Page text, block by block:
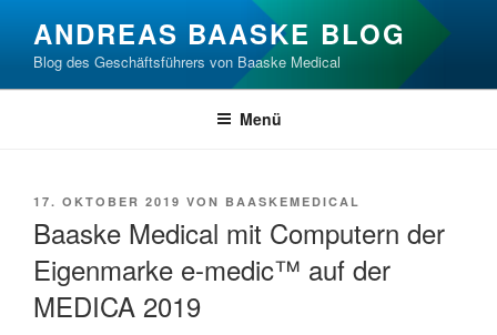
Inhalt
springen
ANDREAS BAASKE BLOG
Blog des Geschäftsführers von Baaske Medical
Menü
VERÖFFENTLICHT
17. OKTOBER 2019 VON BAASKEMEDICAL
Baaske Medical mit Computern der
Eigenmarke e-medic™ auf der
MEDICA 2019